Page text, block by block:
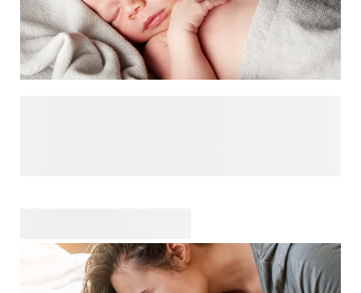
, in der sie Ultraschallbilder, eine Haarlocke und andere
Erinnerungen aufbewahren können. Wir haben die
süssesten Babygeschenke in unserem Baby-Geschenkshop